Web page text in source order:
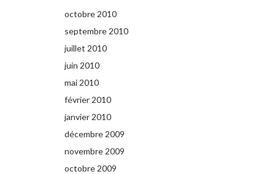
octobre 2010
septembre 2010
juillet 2010
juin 2010
mai 2010
février 2010
janvier 2010
décembre 2009
novembre 2009
octobre 2009